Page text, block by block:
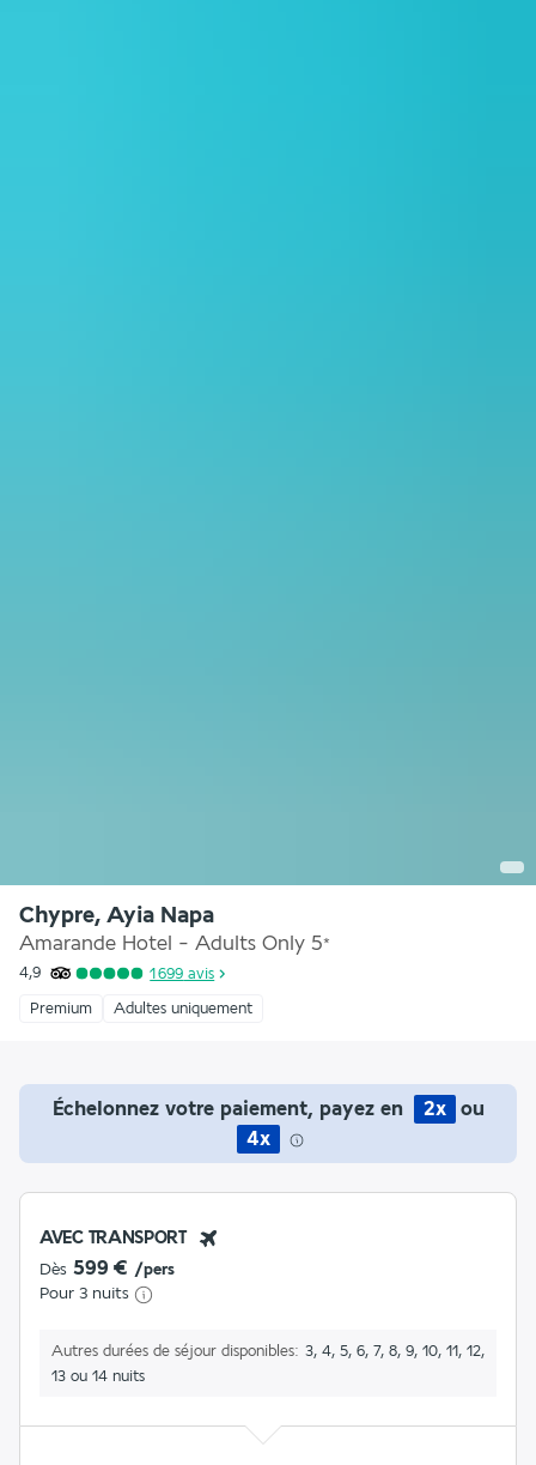
Chypre, Ayia Napa
Amarande Hotel - Adults Only 5*
4,9 1 699 avis
Premium Adultes uniquement
Échelonnez votre paiement, payez en 2x
ou
4x
AVEC TRANSPORT
Dès 599 € /pers
Pour 3 nuits
Autres durées de séjour disponibles
3, 4, 5, 6, 7, 8, 9, 10, 11, 12,
13 ou 14 nuits